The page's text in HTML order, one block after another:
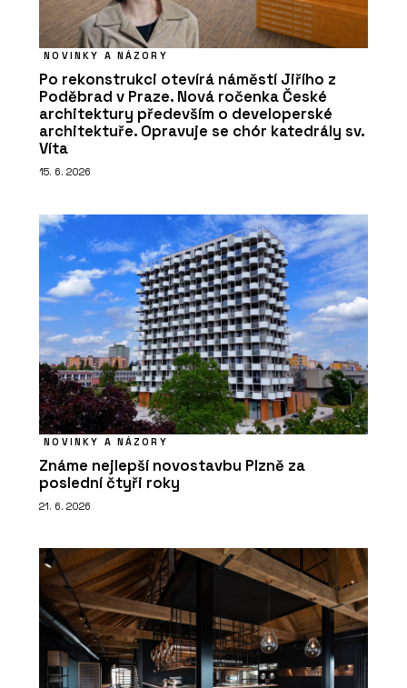
NOVINKY A NÁZORY
Po rekonstrukci otevírá náměstí Jiřího z
Poděbrad v Praze. Nová ročenka České
architektury především o developerské
architektuře. Opravuje se chór katedrály sv.
Víta
15. 6. 2026
NOVINKY A NÁZORY
Známe nejlepší novostavbu Plzně za
poslední čtyři roky
21. 6. 2026